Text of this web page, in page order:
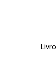
Livro